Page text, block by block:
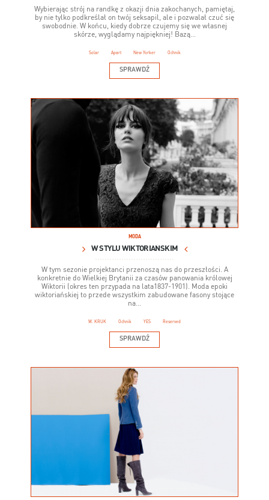
Wybierając strój na randkę z okazji dnia zakochanych, pamiętaj,
by nie tylko podkreślał on twój seksapil, ale i pozwalał czuć się
swobodnie. W końcu, kiedy dobrze czujemy się we własnej
skórze, wyglądamy najpiękniej! Bazą...
Solar Apart New Yorker Ochnik
SPRAWDŹ
MODA
W STYLU WIKTORIAŃSKIM
W tym sezonie projektanci przenoszą nas do przeszłości. A
konkretnie do Wielkiej Brytanii za czasów panowania królowej
Wiktorii (okres ten przypada na lata1837-1901). Moda epoki
wiktoriańskiej to przede wszystkim zabudowane fasony stojące
na...
W. KRUK Ochnik YES Reserved
SPRAWDŹ